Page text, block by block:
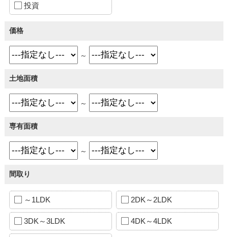
投資
価格
～
土地面積
～
専有面積
～
間取り
～1LDK 2DK～2LDK
3DK～3LDK 4DK～4LDK